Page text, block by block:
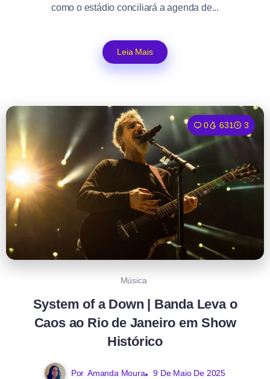
como o estádio conciliará a agenda de...
Leia Mais
0 631 3
Música
System of a Down | Banda Leva o
Caos ao Rio de Janeiro em Show
Histórico
Por Amanda Moura 9 De Maio De 2025